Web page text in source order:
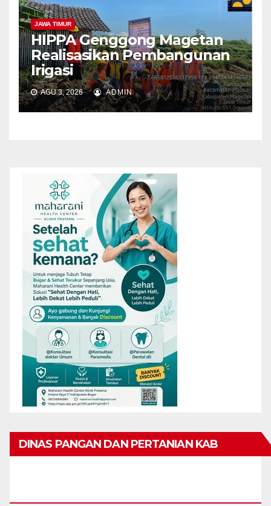
JAWA TIMUR
HIPPA Genggong Magetan
Realisasikan Pembangunan
Irigasi
AGU 3, 2026 ADMIN
DINAS PANGAN DAN PERTANIAN KAB